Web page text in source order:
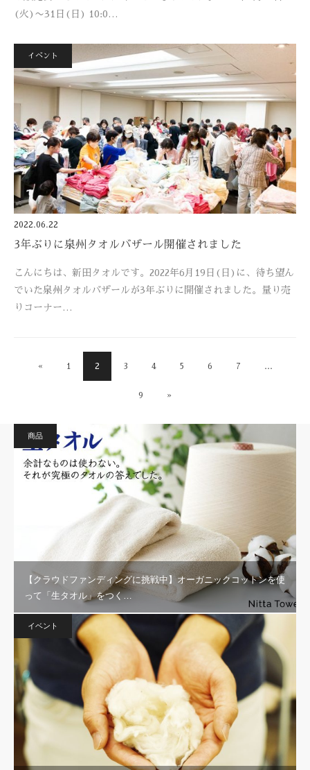
(火)〜31日(日) 10:0…
イベント
2022.06.22
3年ぶりに泉州タオルバザール開催されました
こんにちは、新田タオルです。2022年6月19日(日)に、待ち望ん
でいた泉州タオルバザールが3年ぶりに開催されました。量り売
りコーナー…
« 1 2 3 4 5 6 7 …
9 »
商品
【クラウドファンディングに挑戦中】オーガニックコットンを使
って「生タオル」をつく…
イベント